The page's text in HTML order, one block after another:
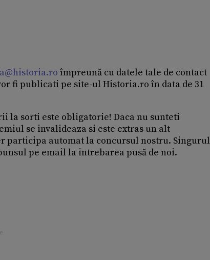
împreună cu datele tale de contact
fi publicati pe site-ul Historia.ro în data de 31
la sorti este obligatorie! Daca nu sunteti
se invalideaza si este extras un alt
participa automat la concursul nostru. Singurul
pe email la intrebarea pusă de noi.